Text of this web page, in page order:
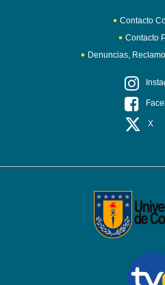
Contacto
Contacto
Denuncias,
X